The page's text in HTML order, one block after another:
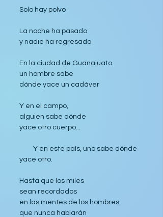
Solo hay polvo
La noche ha pasado
y nadie ha regresado
En la ciudad de Guanajuato
un hombre sabe
dónde yace un cadáver
Y en el campo,
alguien sabe dónde
yace otro cuerpo...
Y en este país, uno sabe dónde
yace otro.
Hasta que los miles
sean recordados
en las mentes de los hombres
que nunca hablarán